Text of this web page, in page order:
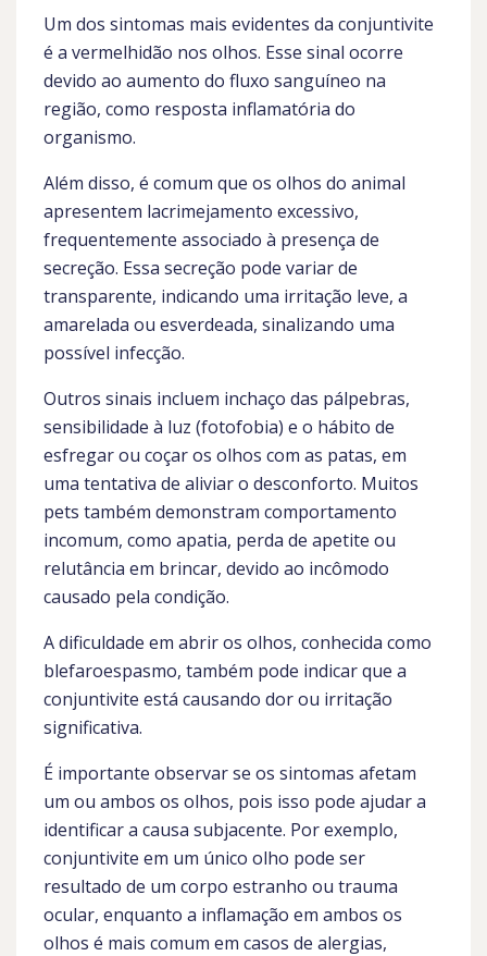
Um dos sintomas mais evidentes da conjuntivite
é a vermelhidão nos olhos. Esse sinal ocorre
devido ao aumento do fluxo sanguíneo na
região, como resposta inflamatória do
organismo.
Além disso, é comum que os olhos do animal
apresentem lacrimejamento excessivo,
frequentemente associado à presença de
secreção. Essa secreção pode variar de
transparente, indicando uma irritação leve, a
amarelada ou esverdeada, sinalizando uma
possível infecção.
Outros sinais incluem inchaço das pálpebras,
sensibilidade à luz (fotofobia) e o hábito de
esfregar ou coçar os olhos com as patas, em
uma tentativa de aliviar o desconforto. Muitos
pets também demonstram comportamento
incomum, como apatia, perda de apetite ou
relutância em brincar, devido ao incômodo
causado pela condição.
A dificuldade em abrir os olhos, conhecida como
blefaroespasmo, também pode indicar que a
conjuntivite está causando dor ou irritação
significativa.
É importante observar se os sintomas afetam
um ou ambos os olhos, pois isso pode ajudar a
identificar a causa subjacente. Por exemplo,
conjuntivite em um único olho pode ser
resultado de um corpo estranho ou trauma
ocular, enquanto a inflamação em ambos os
olhos é mais comum em casos de alergias,